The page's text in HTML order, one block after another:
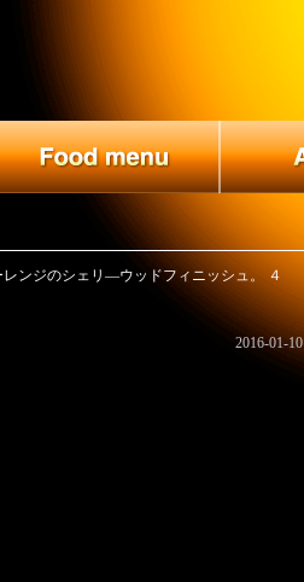
レンジのシェリ―ウッドフィニッシュ。 ４
2016-01-10